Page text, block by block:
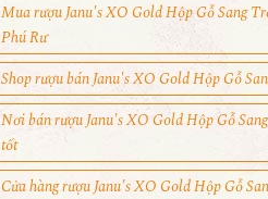
Mua rượu Janu's XO Gold Hộp Gỗ Sang
Phú Rư
Shop rượu bán Janu's XO Gold Hộp Gỗ
Nơi bán rượu Janu's XO Gold Hộp Gỗ
tốt
Cửa hàng rượu Janu's XO Gold Hộp Gỗ